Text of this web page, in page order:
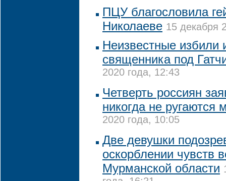
ПЦУ благословила
Николаеве 15 декабря
Неизвестные избили
священника под
2020 года, 12:43
Четверть россиян
никогда не ругаются
2020 года, 10:05
Две девушки
оскорблении чувств
Мурманской области